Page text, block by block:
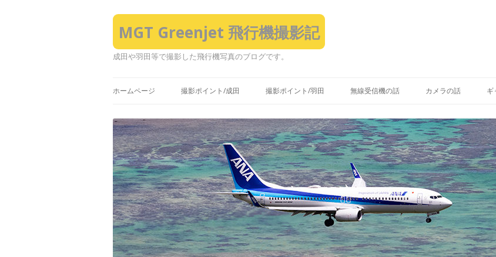
MGT Greenjet 飛行機撮影記
成田や羽田等で撮影した飛行機写真のブログです。
ン
テ
へ
ス
キ
ッ
プ
ホームページ 撮影ポイント/成田 撮影ポイント/羽田 無線受信機の話 カメラの話 ギ